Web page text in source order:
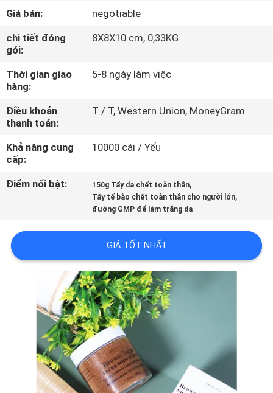
THAM
QUAN
MÁY
KIỂM
SOÁT
CHẤT
LƯỢNG
HỆ
CHÚNG
Giá bán:
negotiable
chi tiết đóng
gói:
8X8X10 cm, 0,33KG
Thời gian giao
hàng:
5-8 ngày làm việc
Điều khoản
thanh toán:
T / T, Western Union, MoneyGram
Khả năng cung
cấp:
10000 cái / Yếu
Điểm nổi bật: 150g Tẩy da chết toàn thân,
Tẩy tế bào chết toàn thân cho người lớn,
đường GMP để làm trắng da
GIÁ TỐT NHẤT